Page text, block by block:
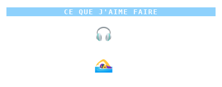
CE QUE J'AIME FAIRE